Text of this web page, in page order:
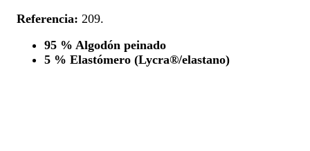
Referencia: 209.
95 % Algodón peinado
5 % Elastómero (Lycra®/elastano)